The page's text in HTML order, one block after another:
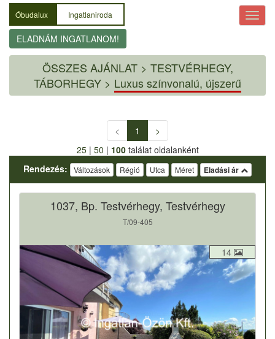
Óbudalux Ingatlaniroda
ELADNÁM INGATLANOM!
ÖSSZES AJÁNLAT> TESTVÉRHEGY,
TÁBORHEGY > Luxus színvonalú, újszerű
< 1
>
25| 50 | 100találat oldalanként
Rendezés:
Változások Régió Utca Méret Eladási ár
1037, Bp. Testvérhegy, Testvérhegy
T/09-405
14